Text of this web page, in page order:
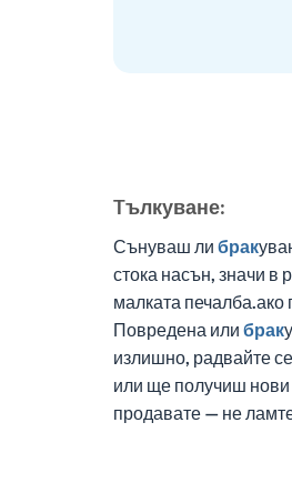
Tълкуване:
Сънуваш ли брак
стока насън, значи в
малката
Повредена или брак
излишно, радвайте
или ще получиш
продавате — не